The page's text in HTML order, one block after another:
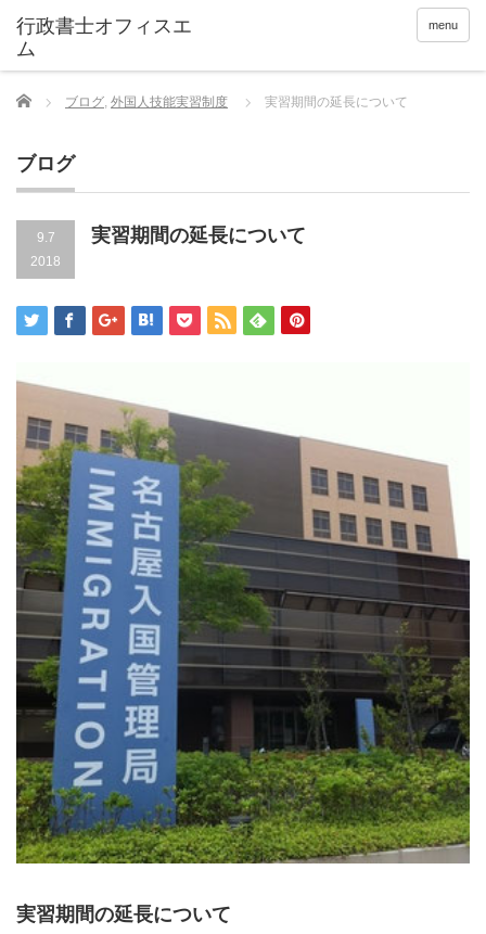
menu
Home ブログ, 外国人技能実習制度 実習期間の延長について
ブログ
9.7
2018
実習期間の延長について
実習期間の延長について